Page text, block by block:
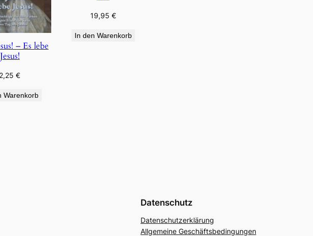
– Es lebe
Jesus!
2,25€
Warenkorb
19,95 €
In den Warenkorb
Datenschutz
Datenschutzerklärung
Allgemeine Geschäftsbedingungen